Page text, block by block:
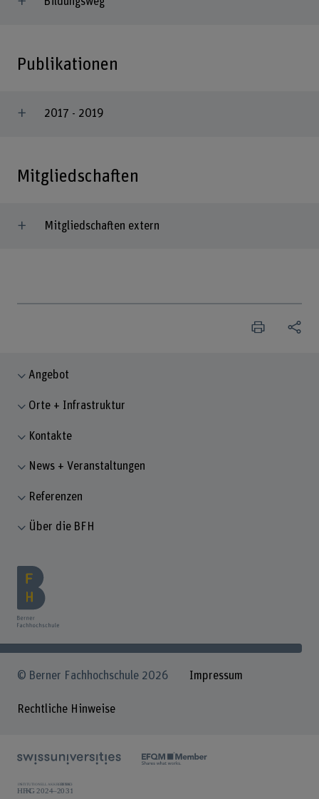
Publikationen
2017 - 2019
Mitgliedschaften
Mitgliedschaften extern
Angebot
Orte + Infrastruktur
Kontakte
News + Veranstaltungen
Referenzen
Über die BFH
© Berner Fachhochschule 2026 Impressum
Rechtliche Hinweise